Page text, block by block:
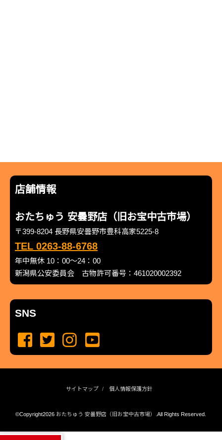
店舗情報
おたちゅう 安曇野店（旧お宝中古市場）
〒399-8204 長野県安曇野市豊科高家5225-8
TEL 0263-88-6768
年中無休 10：00～24：00
新潟県公安委員会 古物許可番号：461020002392
SNS
サイトマップ 個人情報保護方針
©Copyright2026 おたちゅう 安曇野店（旧お宝中古市場） .All Rights Reserved.